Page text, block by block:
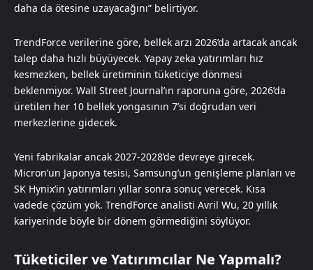
daha da ötesine uzayacağını” belirtiyor.
TrendForce verilerine göre, bellek arzı 2026’da artacak ancak
talep daha hızlı büyüyecek. Yapay zeka yatırımları hız
kesmezken, bellek üretiminin tüketiciye dönmesi
beklenmiyor. Wall Street Journal’ın raporuna göre, 2026’da
üretilen her 10 bellek yongasının 7’si doğrudan veri
merkezlerine gidecek.
Yeni fabrikalar ancak 2027-2028’de devreye girecek.
Micron’un Japonya tesisi, Samsung’un genişleme planları ve
SK Hynix’in yatırımları yıllar sonra sonuç verecek. Kısa
vadede çözüm yok. TrendForce analisti Avril Wu, 20 yıllık
kariyerinde böyle bir dönem görmediğini söylüyor.
Tüketiciler ve Yatırımcılar Ne Yapmalı?